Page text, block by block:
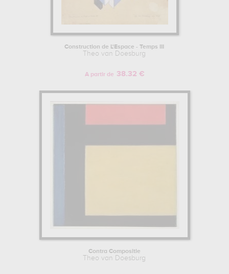
Construction de L'Espace - Temps III
Theo van Doesburg
A partir de 38.32 €
Contra Compositie
Theo van Doesburg